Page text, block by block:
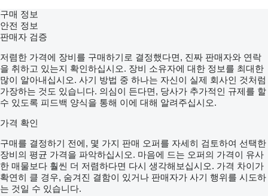
구매 정보
안전 정보
판매자 검증
저렴한 가격에 장비를 구매하기로 결정했다면, 진짜 판매자와 연락
을 취하고 있는지 확인하십시오. 장비 소유자에 대한 정보를 최대한
많이 알아내십시오. 사기 방법 중 하나는 자신이 실제 회사인 것처럼
가장하는 것도 있습니다. 의심이 든다면, 당사가 추가적인 규제를 할
수 있도록 피드백 양식을 통해 이에 대해 알려주십시오.
가격 확인
구매를 결정하기 전에, 몇 가지 판매 오퍼를 자세히 검토하여 선택한
장비의 평균 가격을 파악하십시오. 마음에 드는 오퍼의 가격이 유사
한 매물보다 훨씬 더 저렴하다면 다시 생각해보십시오. 가격 차이가
확연히 클 경우, 숨겨진 결함이 있거나 판매자가 사기 행위를 시도하
는 것일 수 있습니다.